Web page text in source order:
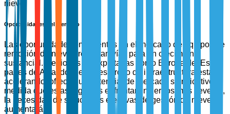
nieve.
Oportunidades del Mercado
Las oportunidades emergentes en el mercado de equipos de
remoción de nieve presentan vías para un crecimiento
sustancial. Regiones no explotadas como Europa del Este y
partes de Asia, donde el desarrollo de infraestructura está
acelerando, ofrecen un potencial de mercado significativo. A
medida que estas regiones enfrentan inviernos más severos,
la necesidad de soluciones efectivas de gestión de nieve
aumentará.